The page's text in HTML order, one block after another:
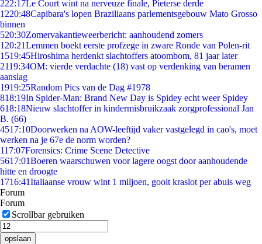
222:17Le Court wint na nerveuze finale, Pieterse derde
1220:48Capibara's lopen Braziliaans parlementsgebouw Mato Grosso
binnen
520:30Zomervakantieweerbericht: aanhoudend zomers
1 20:21Lemmen boekt eerste profzege in zware Ronde van Polen-rit
1519:45Hiroshima herdenkt slachtoffers atoombom, 81 jaar later
2119:34OM: vierde verdachte (18) vast op verdenking van beramen
aanslag
1919:25Random Pics van de Dag #1978
818:19In Spider-Man: Brand New Day is Spidey echt weer Spidey
618:18Nieuw slachtoffer in kindermisbruikzaak zorgprofessional Jan
B. (66)
4517:10Doorwerken na AOW-leeftijd vaker vastgelegd in cao's, moet
werken na je 67e de norm worden?
117:07Forensics: Crime Scene Detective
5617:01Boeren waarschuwen voor lagere oogst door aanhoudende
hitte en droogte
1716:41Italiaanse vrouw wint 1 miljoen, gooit kraslot per abuis weg
Forum
Forum
Scrollbar gebruiken
opslaan